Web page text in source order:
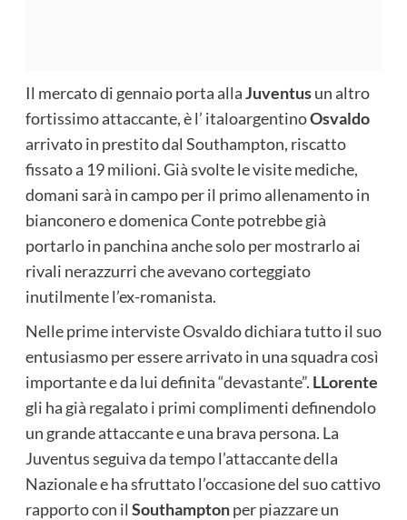
Il mercato di gennaio porta allaJuventusun altro
fortissimo attaccante, è l’ italoargentinoOsvaldo
arrivato in prestito dal Southampton, riscatto
fissato a 19 milioni. Già svolte le visite mediche,
domani sarà in campo per il primo allenamento in
bianconero e domenica Conte potrebbe già
portarlo in panchina anche solo per mostrarlo ai
rivali nerazzurri che avevano corteggiato
inutilmente l’ex-romanista.
Nelle prime interviste Osvaldo dichiara tutto il suo
entusiasmo per essere arrivato in una squadra così
importante e da lui definita “devastante”. LLorente
gli ha già regalato i primi complimenti definendolo
un grande attaccante e una brava persona. La
Juventus seguiva da tempo l’attaccante della
Nazionale e ha sfruttato l’occasione del suo cattivo
rapporto con il Southamptonper piazzare un